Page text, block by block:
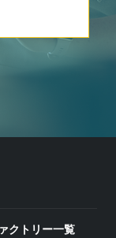
クトリー一覧